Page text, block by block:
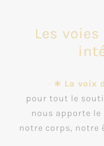
Les
∗ La voix
pour tout le
nous apporte le
notre corps, notre